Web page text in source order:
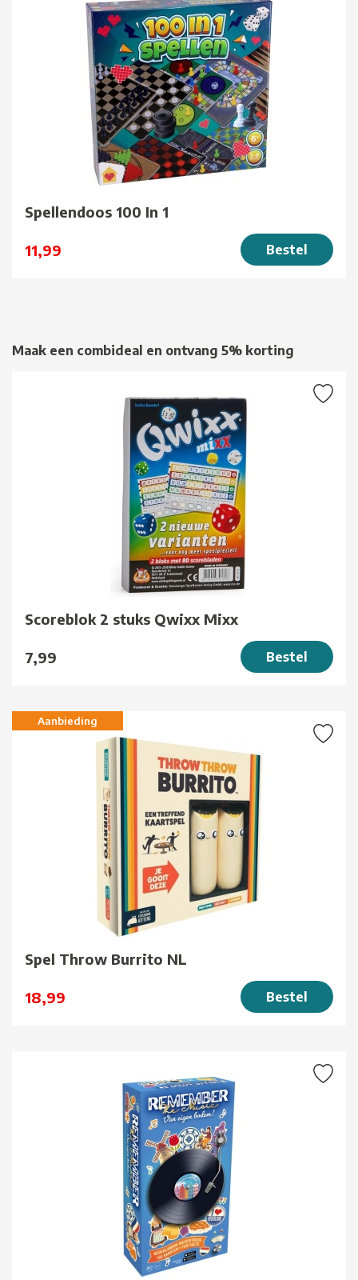
Spellendoos 100 In 1
11,99 Bestel
Maak een combideal en ontvang 5% korting
Scoreblok 2 stuks Qwixx Mixx
7,99 Bestel
Aanbieding
Spel Throw Burrito NL
18,99 Bestel